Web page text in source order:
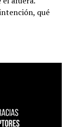
afuera.
qué